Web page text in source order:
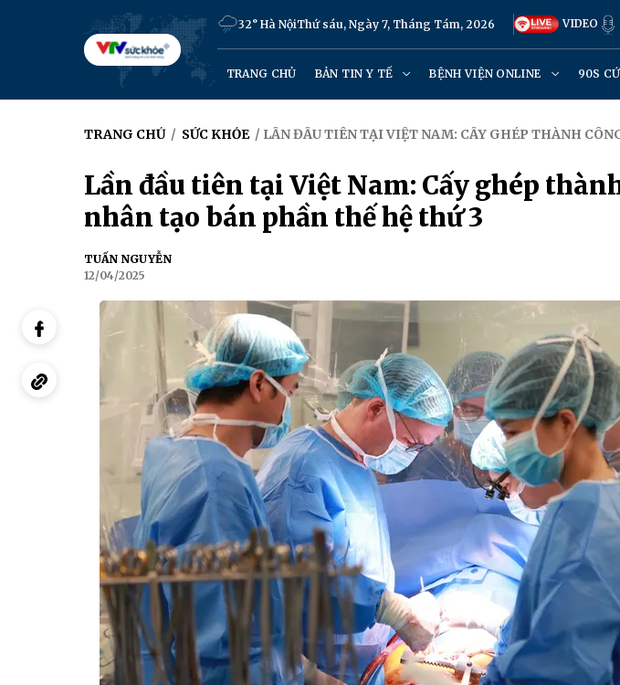
32° Hà NộiThứ sáu, Ngày 7, Tháng Tám, 2026 VIDEO
TRANG CHỦ BẢN TIN Y TẾ BỆNH VIỆN ONLINE 90S
TRANG CHỦ / SỨC KHỎE / LẦN ĐẦU TIÊN TẠI VIỆT NAM: CẤY GHÉP THÀNH
Lần đầu tiên tại Việt Nam: Cấy ghép
nhân tạo bán phần thế hệ thứ 3
TUẤN NGUYỄN
12/04/2025